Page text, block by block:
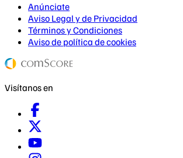
Anúnciate
Aviso Legal y de Privacidad
Términos y Condiciones
Aviso de política de cookies
Visítanos en